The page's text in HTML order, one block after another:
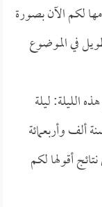
لكم الآن بصورة
في الموضوع
الليلة: ليلة
وأربعمائة
أقولها لكم